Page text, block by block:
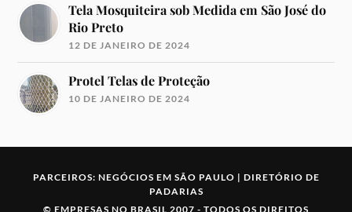
Tela Mosquiteira sob Medida em São José do
Rio Preto
12 DE JANEIRO DE 2024
Protel Telas de Proteção
10 DE JANEIRO DE 2024
PARCEIROS: NEGÓCIOS EM SÃO PAULO | DIRETÓRIO DE
PADARIAS
© EMPRESAS NO BRASIL 2007 - TODOS OS DIREITOS